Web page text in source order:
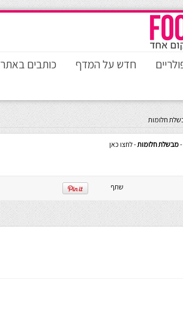
חדש על המדף כותבים באתר
חלומות
מבשלת חלומות- לחצו כאן
שתף